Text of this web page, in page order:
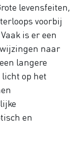
levensfeiten,
voorbij
is er een
naar
langere
licht op het
en